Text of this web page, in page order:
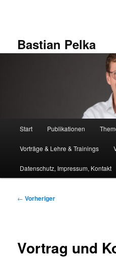
Bastian Pelka
Start Publikationen
Vorträge & Lehre & Trainings
Datenschutz, Impressum, Kontakt
Beitragsnavigation
← Vorheriger
Vortrag und